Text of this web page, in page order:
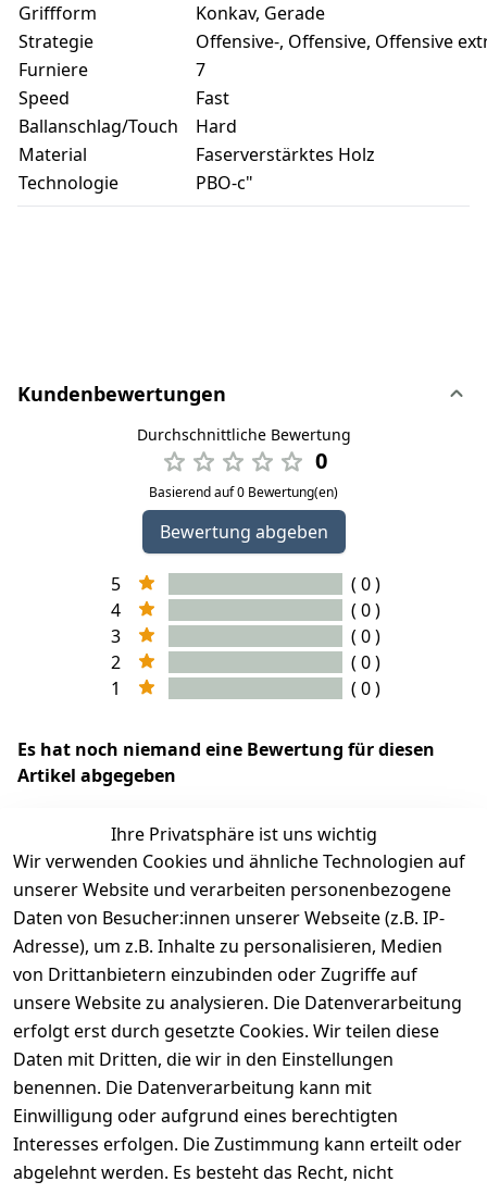
Griffform
Konkav, Gerade
Strategie
Offensive-, Offensive, Offensive
Furniere
7
Speed
Fast
Ballanschlag/Touch
Hard
Material
Faserverstärktes Holz
Technologie
PBO-c"
Kundenbewertungen
Durchschnittliche Bewertung
0
Basierend auf 0 Bewertung(en)
Bewertung abgeben
5
( 0 )
4
( 0 )
3
( 0 )
2
( 0 )
1
( 0 )
Es hat noch niemand eine Bewertung für diesen
Artikel abgegeben
EU-Verantwortliche Person - klicken Sie für Details
Ihre Privatsphäre ist uns wichtig
Wir verwenden Cookies und ähnliche Technologien auf
unserer Website und verarbeiten personenbezogene
Daten von Besucher:innen unserer Webseite (z.B. IP-
Adresse), um z.B. Inhalte zu personalisieren, Medien
von Drittanbietern einzubinden oder Zugriffe auf
unsere Website zu analysieren. Die Datenverarbeitung
erfolgt erst durch gesetzte Cookies. Wir teilen diese
Daten mit Dritten, die wir in den Einstellungen
benennen. Die Datenverarbeitung kann mit
Einwilligung oder aufgrund eines berechtigten
Interesses erfolgen. Die Zustimmung kann erteilt oder
abgelehnt werden. Es besteht das Recht, nicht
Rechtliches
AGB
Services
Kontakt
Zahlungsm
öglichkeite
Versanddie
nstleister